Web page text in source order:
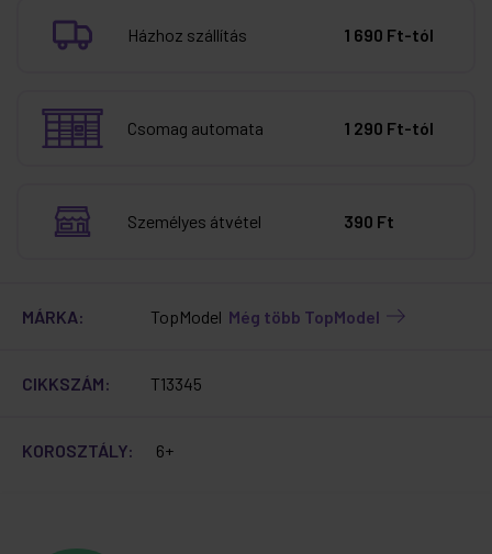
Házhoz szállítás 1 690 Ft-tól
Csomag automata 1 290 Ft-tól
Személyes átvétel 390 Ft
MÁRKA: TopModel Még több TopModel
CIKKSZÁM: T13345
KOROSZTÁLY: 6+